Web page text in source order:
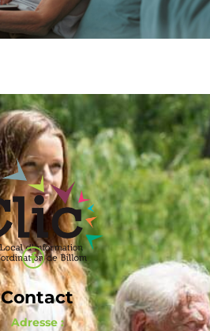
Contact
Adresse :